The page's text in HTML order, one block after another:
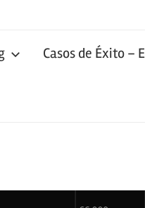
Casos de Éxito –